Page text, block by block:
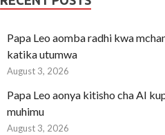
Papa Leo aomba radhi kwa
katika utumwa
August 3, 2026
Papa Leo aonya kitisho cha AI
muhimu
August 3, 2026